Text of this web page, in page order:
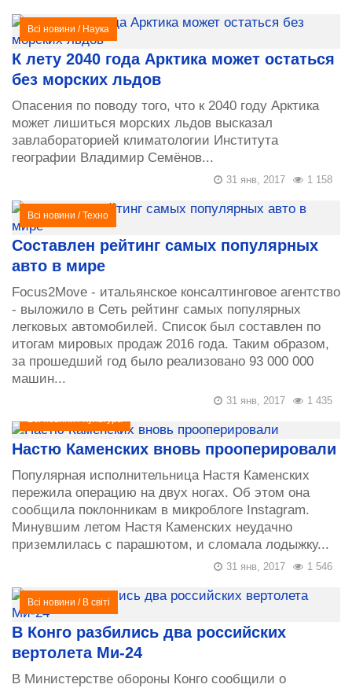
Всі новини / Наука
К лету 2040 года Арктика может остаться
без морских льдов
Опасения по поводу того, что к 2040 году Арктика
может лишиться морских льдов высказал
завлабораторией климатологии Института
географии Владимир Семёнов...
1 158
31 янв, 2017
Всі новини /Техно
Составлен рейтинг самых популярных
авто в мире
Focus2Move - итальянское консалтинговое агентство
- выложило в Сеть рейтинг самых популярных
легковых автомобилей. Список был составлен по
итогам мировых продаж 2016 года. Таким образом,
за прошедший год было реализовано 93 000 000
машин...
1 435
31 янв, 2017
Всі новини/Культура
Настю Каменских вновь прооперировали
Популярная исполнительница Настя Каменских
пережила операцию на двух ногах. Об этом она
сообщила поклонникам в микроблоге Instagram.
Минувшим летом Настя Каменских неудачно
приземлилась с парашютом, и сломала лодыжку...
1 546
31 янв, 2017
Всі новини / В світі
В Конго разбились два российских
вертолета Ми-24
В Министерстве обороны Конго сообщили о